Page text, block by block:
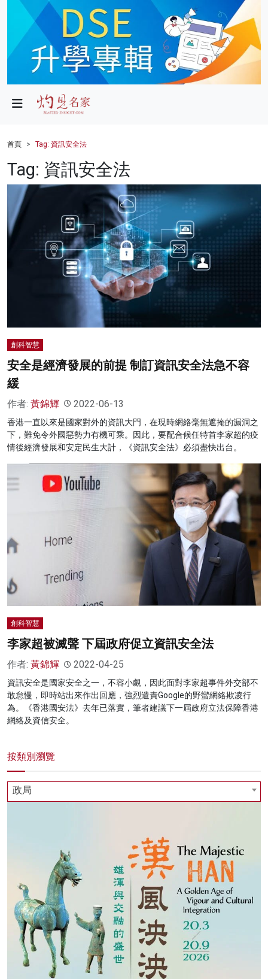
政局
財經
健康
商業
首頁 Tag: 資訊安全法
Tag: 資訊安全法
創科智慧
安全是經濟發展的前提 制訂資訊安全法急不容
緩
作者: 黃錦輝 2022-06-13
香港一直以來是國家對外的資訊大門，在現時網絡毫無遮掩的漏洞之
下，難免令外國惡勢力有機可乘。因此，要配合候任特首李家超的疫
情後經濟發展和安定民生大計，《資訊安全法》必須盡快出台。
創科智慧
李家超被滅聲 下屆政府促立資訊安全法
作者: 黃錦輝 2022-04-25
資訊安全是國家安全之一，不容小覷，因此面對李家超事件外交部不
敢怠慢，即時站出來作出回應，強烈遣責Google的野蠻網絡欺凌行
為。《香港國安法》去年已落實，筆者建議下一屆政府立法保障香港
網絡及資信安全。
按類別瀏覽
政局